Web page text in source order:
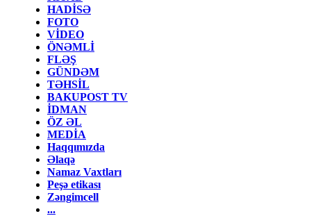
HADİSƏ
FOTO
VİDEO
ÖNƏMLİ
FLƏŞ
GÜNDƏM
TƏHSİL
BAKUPOST TV
İDMAN
ÖZ ƏL
MEDİA
Haqqımızda
Əlaqə
Namaz Vaxtları
Peşə etikası
Zəngimcell
...